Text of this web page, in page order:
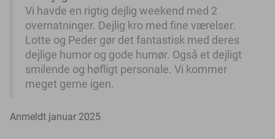
Vi havde en rigtig dejlig weekend med 2
overnatninger. Dejlig kro med fine værelser.
Lotte og Peder gør det fantastisk med deres
dejlige humor og gode humør. Også et dejligt
smilende og høfligt personale. Vi kommer
meget gerne igen.
Anmeldt januar 2025